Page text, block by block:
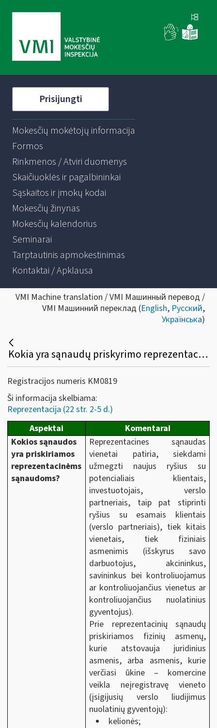
Prisijungti
Mokesčių mokėtojų informacija
Formos
Rinkmenos / Atviri duomenys
Skaičiuoklės ir pagalbininkai
Sąskaitos ir įmokų kodai
Mokesčių žinynas
Mokesčių kalendorius
Seminarai
Tarptautinis apmokestinimas
Kontaktai / Apklausa
VMI Machine translation / VMI Машинный перевод /
VMI Машинний переклад (English, Русский,
Українська)
Kokia yra sąnaudų priskyrimo reprezentacinėms sąnaudoms tvarka?
Registracijos numeris KM0819
Ši informacija skelbiama:
Reprezentacija (22 str. 2-5 d.)
Aspektai
Komentarai
Kokios sąnaudos
yra priskiriamos
reprezentacinėms
sąnaudoms?
Reprezentacines sąnaudas
vienetai patiria, siekdami
užmegzti naujus ryšius su
potencialiais klientais,
investuotojais, verslo
partneriais, taip pat stiprinti
ryšius su esamais klientais
(verslo partneriais), tiek kitais
vienetais, tiek fiziniais
asmenimis (išskyrus savo
darbuotojus, akcininkus,
savininkus bei kontroliuojamus
ar kontroliuojančius vienetus ar
kontroliuojančius nuolatinius
gyventojus).
Prie reprezentacinių sąnaudų
priskiriamos fizinių asmenų,
kurie atstovauja juridinius
asmenis, arba asmenis, kurie
verčiasi ūkine – komercine
veikla neįregistravę vieneto
(įsigijusių verslo liudijimus
nuolatinių gyventojų):
kelionės;